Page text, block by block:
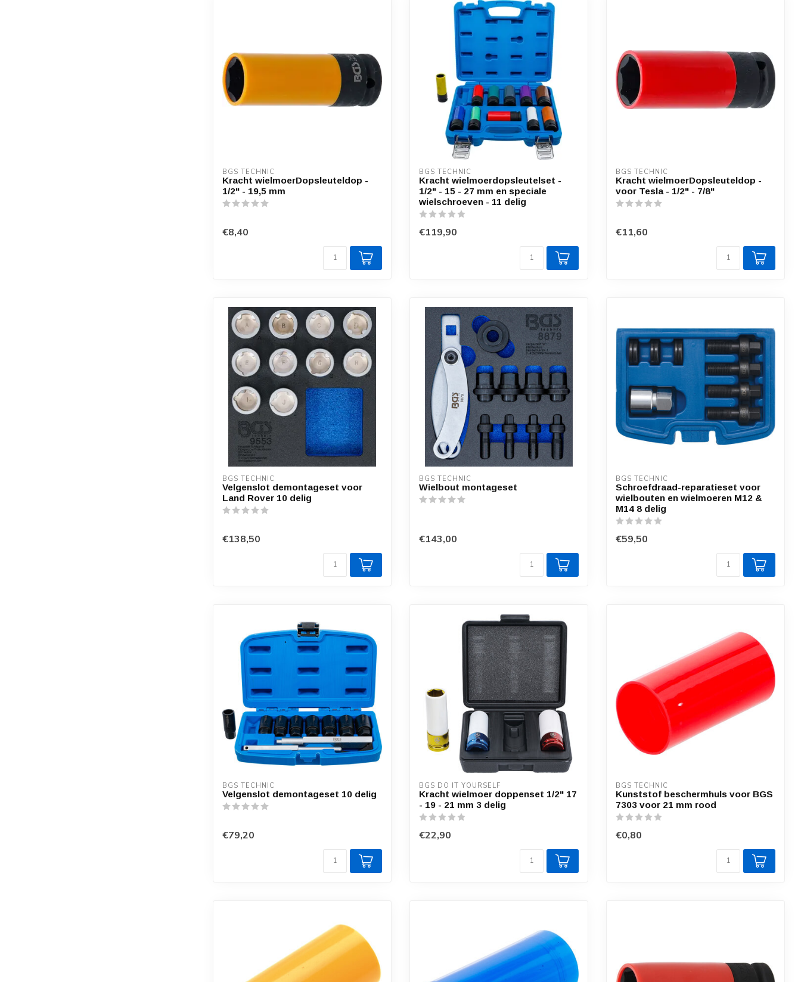
BGS TECHNIC
Kracht wielmoerDopsleuteldop -
1/2" - 19,5 mm
€8,40
BGS TECHNIC
Kracht wielmoerdopsleutelset -
1/2" - 15 - 27 mm en speciale
wielschroeven - 11 delig
€119,90
BGS TECHNIC
Kracht wielmoerDopsleuteldop -
voor Tesla - 1/2" - 7/8"
€11,60
BGS TECHNIC
Velgenslot demontageset voor
Land Rover 10 delig
€138,50
BGS TECHNIC
Wielbout montageset
€143,00
BGS TECHNIC
Schroefdraad-reparatieset voor
wielbouten en wielmoeren M12 &
M14 8 delig
€59,50
BGS TECHNIC
Velgenslot demontageset 10 delig
€79,20
BGS DO IT YOURSELF
Kracht wielmoer doppenset 1/2" 17
- 19 - 21 mm 3 delig
€22,90
BGS TECHNIC
Kunststof beschermhuls voor BGS
7303 voor 21 mm rood
€0,80